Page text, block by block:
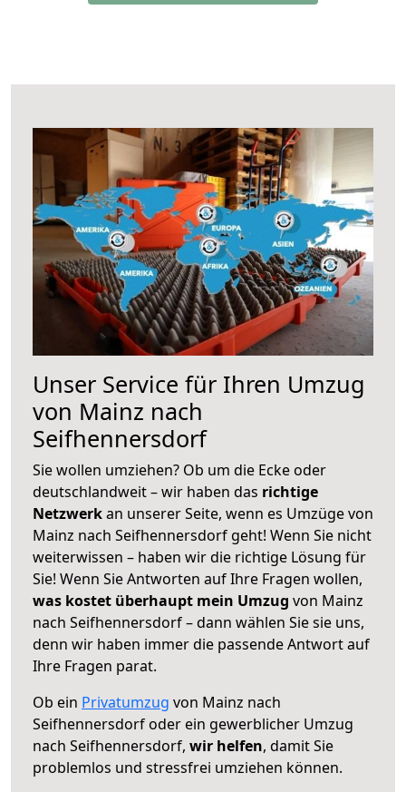
Unser Service für Ihren Umzug
von Mainz nach
Seifhennersdorf
Sie wollen umziehen? Ob um die Ecke oder
deutschlandweit – wir haben das richtige
Netzwerkan unserer Seite, wenn es Umzüge von
Mainz nach Seifhennersdorf geht! Wenn Sie nicht
weiterwissen – haben wir die richtige Lösung für
Sie! Wenn Sie Antworten auf Ihre Fragen wollen,
was kostet überhaupt mein Umzug von Mainz
nach Seifhennersdorf – dann wählen Sie sie uns,
denn wir haben immer die passende Antwort auf
Ihre Fragen parat.
Ob ein Privatumzug von Mainz nach
Seifhennersdorf oder ein gewerblicher Umzug
nach Seifhennersdorf, wir helfen, damit Sie
problemlos und stressfrei umziehen können.